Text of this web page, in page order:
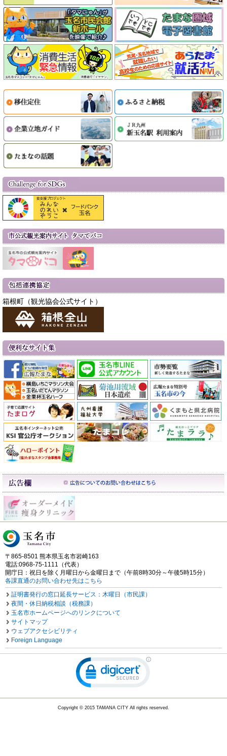
箱根町（観光協会公式サイト）
〒865-8501 熊本県玉名市岩崎163
電話:0968-75-1111（代表）
開庁日：祝日を除く月曜日から金曜日まで（午前8時30分～午後5時15分）
各課直通のお問い合わせ先はこちら
証明書発行の窓口延長サービス：木曜日（市民課）
夜間・休日納税相談（税務課）
玉名市ホームページへのリンクについて
サイトマップ
ウェブアクセシビリティ
Foreign Language
Copyright © 2015 TAMANA CITY All rights reserved.